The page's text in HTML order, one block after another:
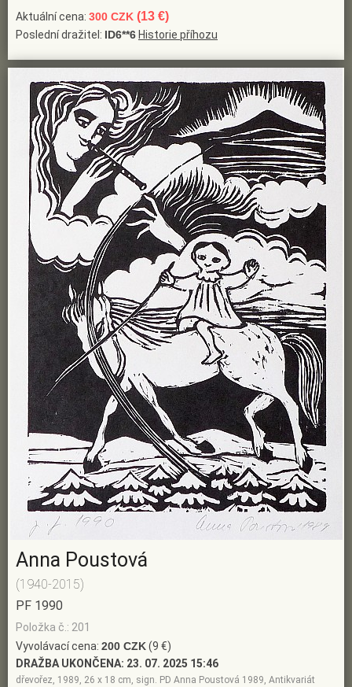
Aktuální cena: 300 CZK (13 €)
Poslední dražitel: ID6**6 Historie příhozu
Anna Poustová
(1940-2015)
PF 1990
Položka č.: 201
Vyvolávací cena: 200 CZK(9 €)
DRAŽBA UKONČENA: 23. 07. 2025 15:46
dřevořez, 1989, 26 x 18 cm, sign. PD Anna Poustová 1989, Antikvariát